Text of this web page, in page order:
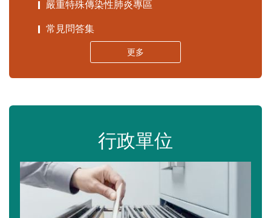
嚴重特殊傳染性肺炎專區
常見問答集
更多
行政單位